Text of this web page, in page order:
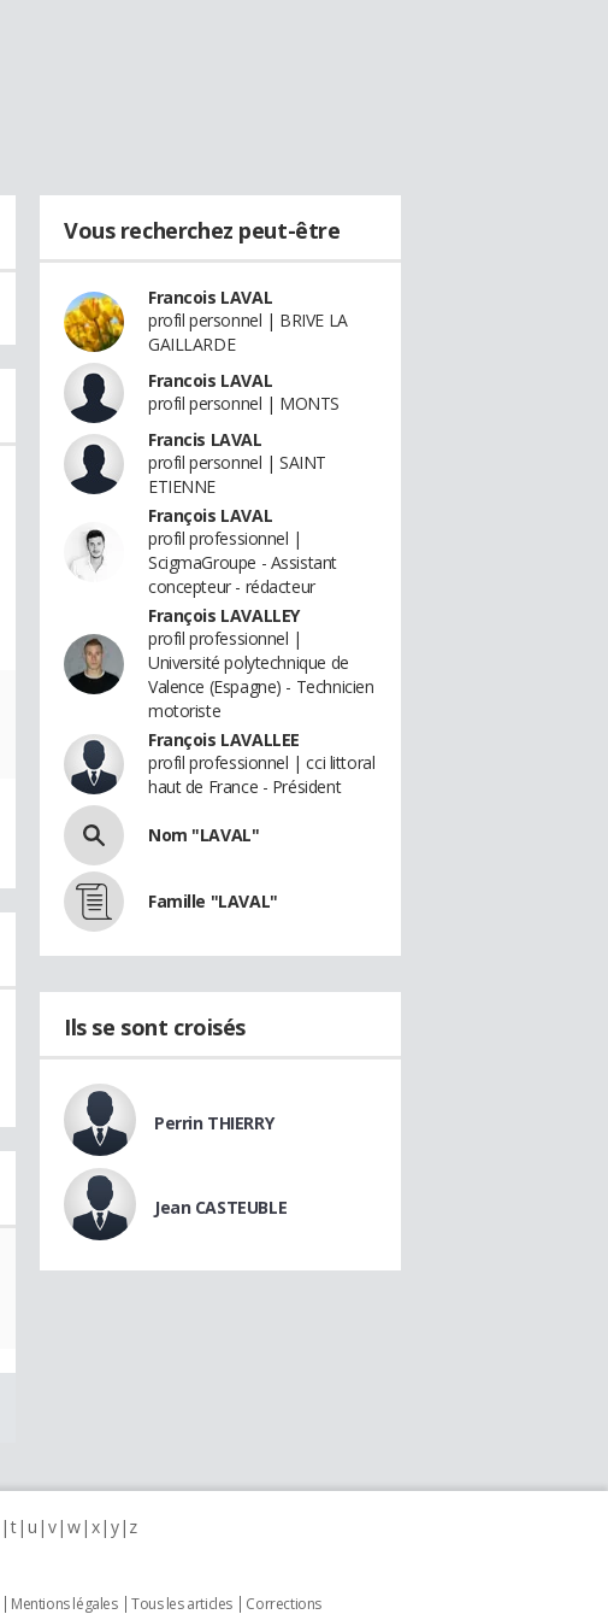
Vous recherchez peut-être
Francois LAVAL
profil personnel | BRIVE LA
GAILLARDE
Francois LAVAL
profil personnel | MONTS
Francis LAVAL
profil personnel | SAINT
ETIENNE
François LAVAL
profil professionnel |
ScigmaGroupe - Assistant
concepteur - rédacteur
François LAVALLEY
profil professionnel |
Université polytechnique de
Valence (Espagne) - Technicien
motoriste
François LAVALLEE
profil professionnel | cci littoral
haut de France - Président
Nom "LAVAL"
Famille "LAVAL"
Ils se sont croisés
Perrin THIERRY
Jean CASTEUBLE
t u v w x y z
Mentions légales Tous les articles
Corrections